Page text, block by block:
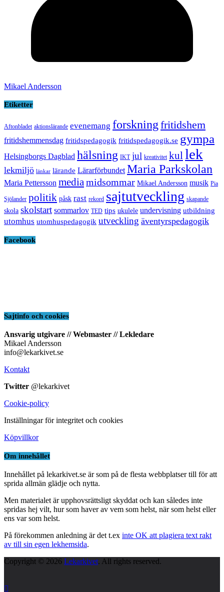
Mikael Andersson
Etiketter
Aftonbladet aktionslärande evenemang forskning fritidshem
fritidshemmensdag fritidspedagogik fritidspedagogik.se gympa
Helsingborgs Dagblad hälsning IKT jul kreativitet kul lek
lekmiljö länkar lärande Lärarförbundet Maria Parkskolan
Maria Pettersson media midsommar Mikael Andersson musik Pia
Sjölander politik påsk rast rekord sajtutveckling skapande
skola skolstart sommarlov TED tips ukulele undervisning utbildning
utomhus utomhuspedagogik utveckling äventyrspedagogik
Facebook
Sajtinfo och cookies
Ansvarig utgivare // Webmaster // Lekledare
Mikael Andersson
info@lekarkivet.se
Kontakt
Twitter @lekarkivet
Cookie-policy
Inställningar för integritet och cookies
Köpvillkor
Om innehållet
Innehållet på lekarkivet.se är som på de flesta webbplatser till för att
sprida allmän glädje och nytta.
Men materialet är upphovsrättsligt skyddat och kan således inte
spridas hej vilt, hur som haver av vem som helst, när som helst eller
ens var som helst.
På förekommen anledning är det t.ex inte OK att plagiera text rakt
av till sin egen lekhemsida.
Copyright © 2026 Lekarkivet. All rights reserved.